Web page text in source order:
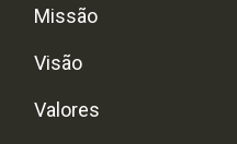
Missão
Visão
Valores